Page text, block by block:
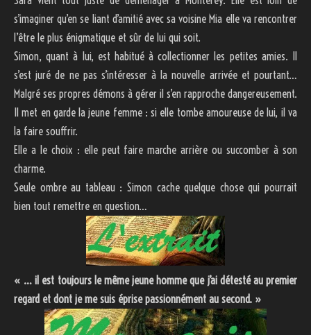
s’imaginer qu’en se liant d’amitié avec sa voisine Mia elle va rencontrer
l’être le plus énigmatique et sûr de lui qui soit.
Simon, quant à lui, est habitué à collectionner les petites amies. Il
s’est juré de ne pas s’intéresser à la nouvelle arrivée et pourtant…
Malgré ses propres démons à gérer il s’en rapproche dangereusement.
Il met en garde la jeune femme : si elle tombe amoureuse de lui, il va
la faire souffrir.
Elle a le choix : elle peut faire marche arrière ou succomber à son
charme.
Seule ombre au tableau : Simon cache quelque chose qui pourrait
bien tout remettre en question…
« … il est toujours le même jeune homme que j’ai détesté au premier
regard et dont je me suis éprise passionnément au second. »